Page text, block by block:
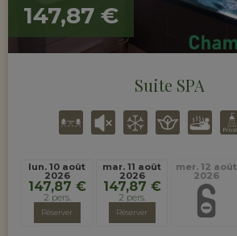
147,87 €
Suite SPA
lun. 10 août
2026
147,87 €
2 pers.
Réserver
mar. 11 août
2026
147,87 €
2 pers.
Réserver
mer. 12 août
2026